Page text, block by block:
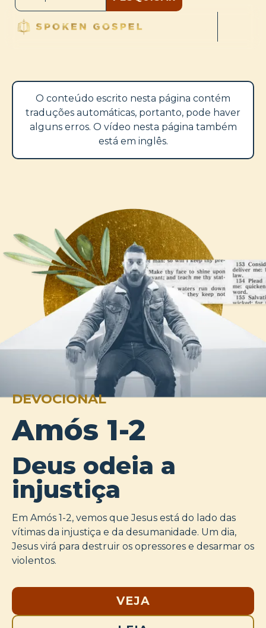
O conteúdo escrito nesta página contém
traduções automáticas, portanto, pode haver
alguns erros. O vídeo nesta página também
está em inglês.
DEVOCIONAL
Amós 1-2
Deus odeia a
injustiça
Em Amós 1-2, vemos que Jesus está do lado das
vítimas da injustiça e da desumanidade. Um dia,
Jesus virá para destruir os opressores e desarmar os
violentos.
VEJA